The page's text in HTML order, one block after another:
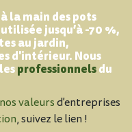
la main des pots
jusqu’à -70 %,
au jardin,
d'intérieur. Nous
professionnelsdu
nos valeursd'entreprises
, suivez le lien !